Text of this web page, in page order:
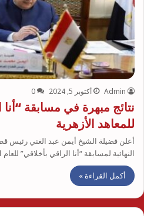
Admin أكتوبر 5, 2024 0
نتائج مبهرة في مسابقة
للمعاهد الأزهرية
أعلن فضيلة الشيخ أيمن عبد الغني رئيس
النهائية لمسابقة “أنا الراقي بأخلاقي” للعام الدراسي
أكمل القراءة »